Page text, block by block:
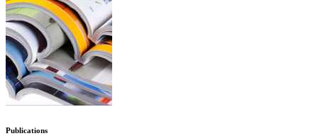
Publications